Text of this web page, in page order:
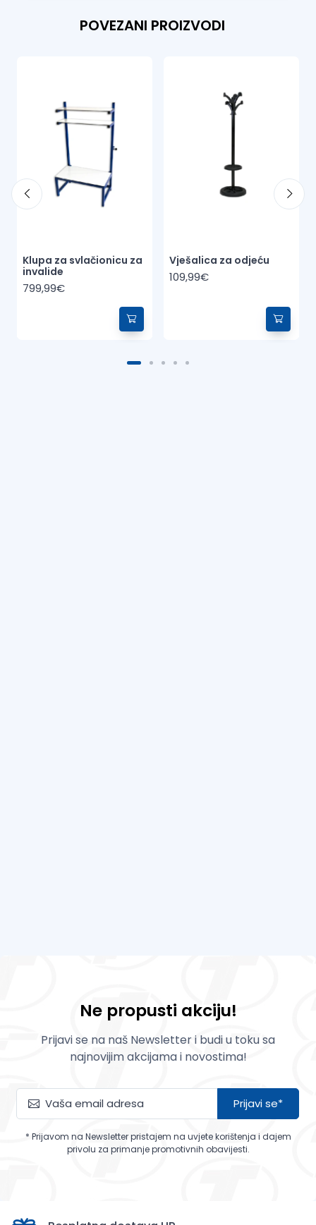
POVEZANI PROIZVODI
Klupa za svlačionicu za
invalide
799,99€
Vješalica za odjeću
109,99€
Ne propusti akciju!
Prijavi se na naš Newsletter i budi u toku sa
najnovijim akcijama i novostima!
Prijavi se*
* Prijavom na Newsletter pristajem na uvjete korištenja i dajem
privolu za primanje promotivnih obavijesti.